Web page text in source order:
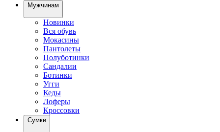
Мужчинам
Новинки
Вся обувь
Мокасины
Пантолеты
Полуботинки
Сандалии
Ботинки
Угги
Кеды
Лоферы
Кроссовки
Сумки